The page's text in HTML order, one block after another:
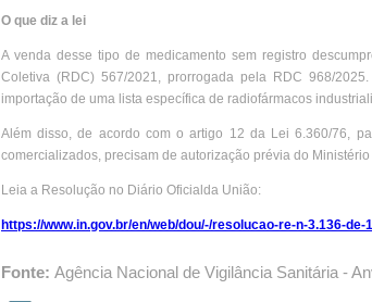
O que diz a lei
A venda desse tipo de medicamento sem registro
Coletiva (RDC) 567/2021, prorrogada pela RDC 968/
importação de uma lista específica de radiofármacos
Além disso, de acordo com o artigo 12 da Lei 6.360/76,
comercializados, precisam de autorização prévia do
Leia a Resolução no Diário Oficialda União:
https://www.in.gov.br/en/web/dou/-/resolucao-re-n-3.136-
Fonte: Agência Nacional de Vigilância Sanitária -